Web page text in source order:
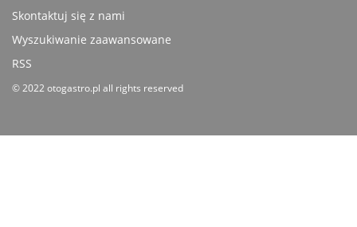
Skontaktuj się z nami
Wyszukiwanie zaawansowane
RSS
© 2022 otogastro.pl all rights reserved